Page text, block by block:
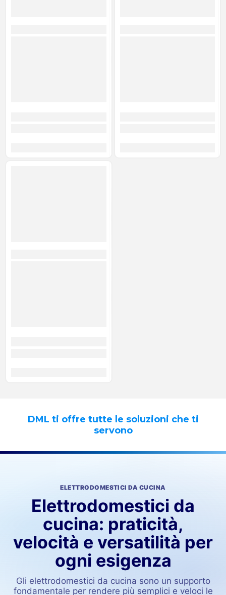
DML ti offre tutte le soluzioni che ti
servono
ELETTRODOMESTICI DA CUCINA
Elettrodomestici da
cucina: praticità,
velocità e versatilità per
ogni esigenza
Gli elettrodomestici da cucina sono un supporto
fondamentale per rendere più semplici e veloci le